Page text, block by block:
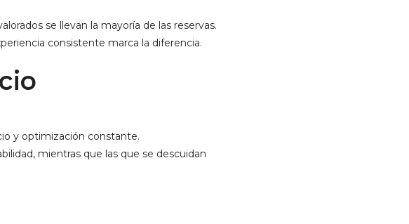
se llevan la mayoría de las reservas.
consistente marca la diferencia.
y optimización constante.
mientras que las que se descuidan